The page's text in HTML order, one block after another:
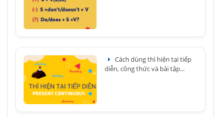
Cách dùng thì hiện tại tiếp
diễn, công thức và bài tập...